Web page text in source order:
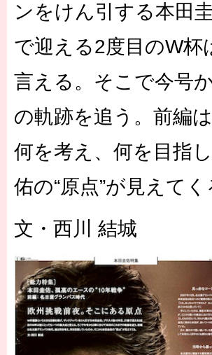
ンをけん引する本田
で迎える2度目のW
言える。そこで今号
の軌跡を追う。前編
何を考え、何を目指
佑の“原点”が見えてく
文・西川 結城